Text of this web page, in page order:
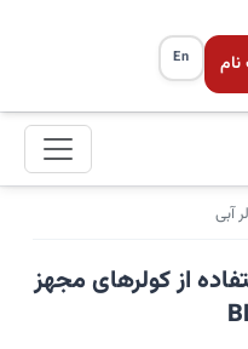
En
آبی
از کولرهای مجهز